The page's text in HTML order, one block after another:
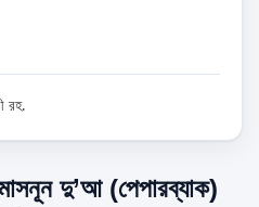
রহ.
মাসনূন দু’আ (পেপারব্যাক)